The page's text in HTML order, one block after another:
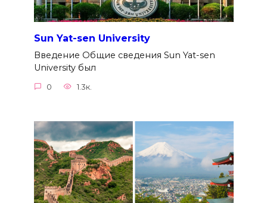
Sun Yat-sen University
Введение Общие сведения Sun Yat-sen
University был
0 1.3к.